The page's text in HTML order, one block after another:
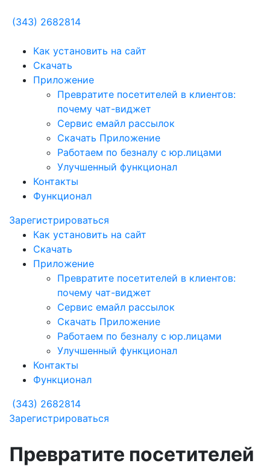
(343) 2682814
Как установить на сайт
Скачать
Приложение
Превратите посетителей в клиентов:
почему чат-виджет
Сервис емайл рассылок
Скачать Приложение
Работаем по безналу с юр.лицами
Улучшенный функционал
Контакты
Функционал
Зарегистрироваться
Как установить на сайт
Скачать
Приложение
Превратите посетителей в клиентов:
почему чат-виджет
Сервис емайл рассылок
Скачать Приложение
Работаем по безналу с юр.лицами
Улучшенный функционал
Контакты
Функционал
(343) 2682814
Зарегистрироваться
Превратите посетителей